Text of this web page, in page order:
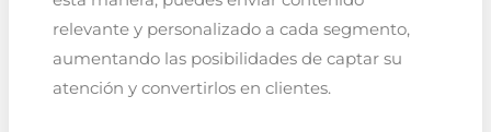
relevante y personalizado a cada segmento,
aumentando las posibilidades de captar su
atención y convertirlos en clientes.